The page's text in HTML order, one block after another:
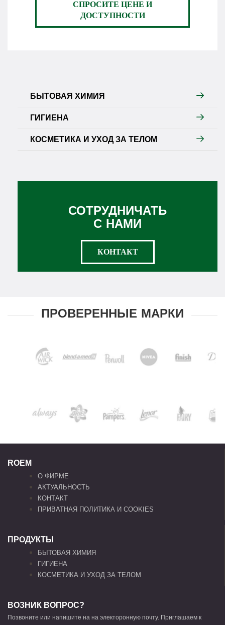
СПРОСИТЕ ЦЕНЕ И
ДОСТУПНОСТИ
БЫТОВАЯ ХИМИЯ
ГИГИЕНА
КОСМЕТИКА И УХОД ЗА ТЕЛОМ
СОТРУДНИЧАТЬ
С НАМИ
КОНТАКТ
ПРОВЕРЕННЫЕ МАРКИ
ROEM
О ФИРМЕ
АКТУАЛЬНОСТЬ
КОНТАКТ
ПРИВАТНАЯ ПОЛИТИКА И COOKIES
ПРОДУКТЫ
БЫТОВАЯ ХИМИЯ
ГИГИЕНА
КОСМЕТИКА И УХОД ЗА ТЕЛОМ
ВОЗНИК ВОПРОС?
Позвоните или напишите на на электоронную почту. Приглашаем к